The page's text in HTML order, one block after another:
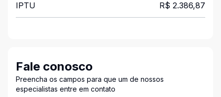
IPTU R$ 2.386,87
Fale conosco
Preencha os campos para que um de nossos
especialistas entre em contato